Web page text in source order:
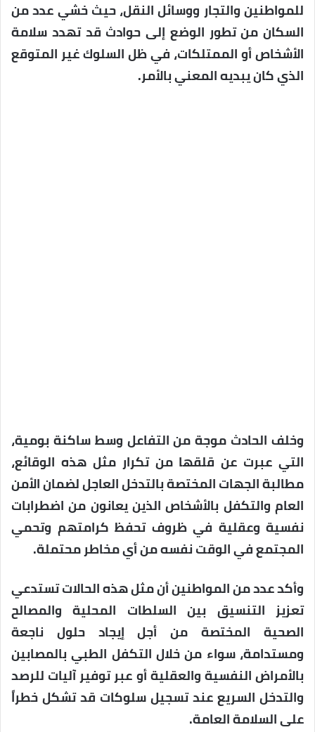
للمواطنين والتجار ووسائل النقل، حيث خشي عدد من
السكان من تطور الوضع إلى حوادث قد تهدد سلامة
الأشخاص أو الممتلكات، في ظل السلوك غير المتوقع
الذي كان يبديه المعني بالأمر.
وخلف الحادث موجة من التفاعل وسط ساكنة بومية،
التي عبرت عن قلقها من تكرار مثل هذه الوقائع،
مطالبة الجهات المختصة بالتدخل العاجل لضمان الأمن
العام والتكفل بالأشخاص الذين يعانون من اضطرابات
نفسية وعقلية في ظروف تحفظ كرامتهم وتحمي
المجتمع في الوقت نفسه من أي مخاطر محتملة.
وأكد عدد من المواطنين أن مثل هذه الحالات تستدعي
تعزيز التنسيق بين السلطات المحلية والمصالح
الصحية المختصة من أجل إيجاد حلول ناجعة
ومستدامة، سواء من خلال التكفل الطبي بالمصابين
بالأمراض النفسية والعقلية أو عبر توفير آليات للرصد
والتدخل السريع عند تسجيل سلوكات قد تشكل خطراً
على السلامة العامة.